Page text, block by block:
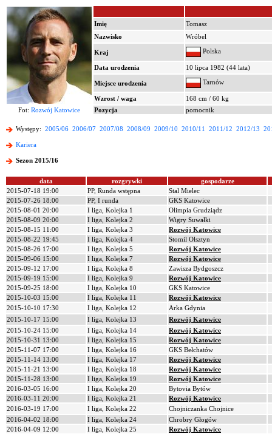
Imię
Tomasz
Nazwisko
Wróbel
Kraj Polska
Data urodzenia 10 lipca 1982 (44 lata)
Miejsce urodzenia Tarnów
Wzrost / waga
168 cm / 60 kg
Fot: Rozwój Katowice Pozycja pomocnik
Występy: 2005/06 2006/07 2007/08 2008/09 2009/10 2010/11 2011/12 2012/13
Kariera
Sezon 2015/16
data rozgrywki
gospodarze
2015-07-18 19:00
PP, Runda wstępna
Stal Mielec
2015-07-26 18:00
PP, I runda
GKS Katowice
2015-08-01 20:00
I liga, Kolejka 1
Olimpia Grudziądz
2015-08-09 20:00
I liga, Kolejka 2
Wigry Suwałki
2015-08-15 11:00
I liga, Kolejka 3
Rozwój Katowice
2015-08-22 19:45
I liga, Kolejka 4
Stomil Olsztyn
2015-08-26 17:00
I liga, Kolejka 5
Rozwój Katowice
2015-09-06 15:00
I liga, Kolejka 7
Rozwój Katowice
2015-09-12 17:00
I liga, Kolejka 8
Zawisza Bydgoszcz
2015-09-19 15:00
I liga, Kolejka 9
Rozwój Katowice
2015-09-25 18:00
I liga, Kolejka 10
GKS Katowice
2015-10-03 15:00
I liga, Kolejka 11
Rozwój Katowice
2015-10-10 17:30
I liga, Kolejka 12
Arka Gdynia
2015-10-17 15:00
I liga, Kolejka 13
Rozwój Katowice
2015-10-24 15:00
I liga, Kolejka 14
Rozwój Katowice
2015-10-31 13:00
I liga, Kolejka 15
Rozwój Katowice
2015-11-07 17:00
I liga, Kolejka 16
GKS Bełchatów
2015-11-14 13:00
I liga, Kolejka 17
Rozwój Katowice
2015-11-21 13:00
I liga, Kolejka 18
Rozwój Katowice
2015-11-28 13:00
I liga, Kolejka 19
Rozwój Katowice
2016-03-05 16:00
I liga, Kolejka 20
Bytovia Bytów
2016-03-11 20:00
I liga, Kolejka 21
Rozwój Katowice
2016-03-19 17:00
I liga, Kolejka 22
Chojniczanka Chojnice
2016-04-02 18:00
I liga, Kolejka 24
Chrobry Głogów
2016-04-09 12:00
I liga, Kolejka 25
Rozwój Katowice